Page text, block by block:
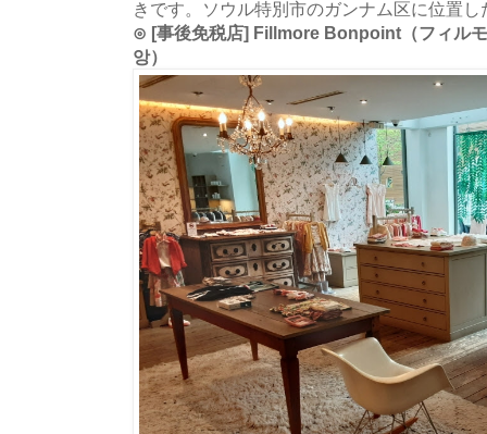
きです。ソウル特別市のガンナム区に位置
⊙ [事後免税店] Fillmore Bonpoint（フィル
앙）